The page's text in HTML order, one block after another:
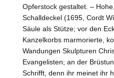
Opferstock gestaltet. – Hohe
Schalldeckel (1695, Cordt
Säule als Stütze; vor den
Kanzelkorbs marmorierte,
Wandungen Skulpturen
Evangelisten; an der
Schrifft, denn ihr meinet ihr